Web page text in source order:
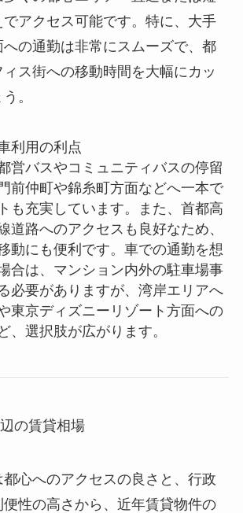
アクセス可能です。特に、大手
の通勤は非常にスムーズで、都
ス街への移動時間を大幅にカッ
。
利用の利点
営バスやコミュニティバスの停留
前仲町や錦糸町方面などへ一本で
も充実しています。また、首都高
道路へのアクセスも良好なため、
動にも便利です。車での通勤を想
合は、マンション内外の駐車場事
必要がありますが、湾岸エリアへ
東京ディズニーリゾート方面への
、選択肢が広がります。
の賃貸相場
心へのアクセスの良さと、行政
性の高さから、近年賃貸物件の